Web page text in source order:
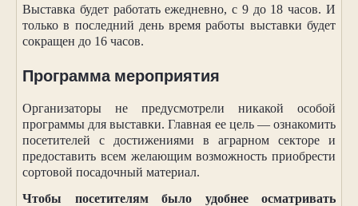
Выставка будет работать ежедневно, с 9 до 18 часов. И
только в последний день время работы выставки будет
сокращен до 16 часов.
Программа мероприятия
Организаторы не предусмотрели никакой особой
программы для выставки. Главная ее цель — ознакомить
посетителей с достижениями в аграрном секторе и
предоставить всем желающим возможность приобрести
сортовой посадочный материал.
Чтобы посетителям было удобнее осматривать